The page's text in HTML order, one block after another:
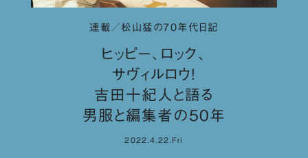
連載／松山猛の70年代日記
ヒッピー、ロック、
サヴィルロウ！
吉田十紀人と語る
男服と編集者の50年
2022.4.22.Fri